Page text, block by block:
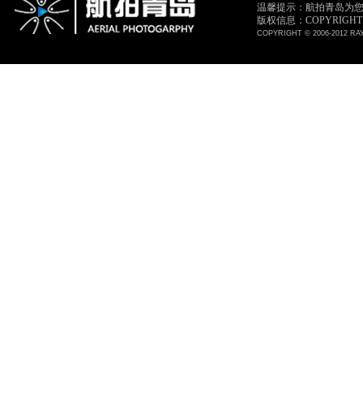
温馨提示：航拍青岛为
版权信息：
COPYRIGHT © 2006-2012